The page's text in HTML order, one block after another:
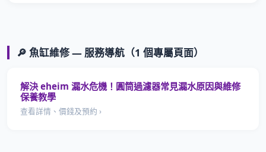
🔎 魚缸維修 — 服務導航（1 個專屬頁面）
解決 eheim 漏水危機！圓筒過濾器常見漏水原因與維修
保養教學
查看詳情、價錢及預約 ›